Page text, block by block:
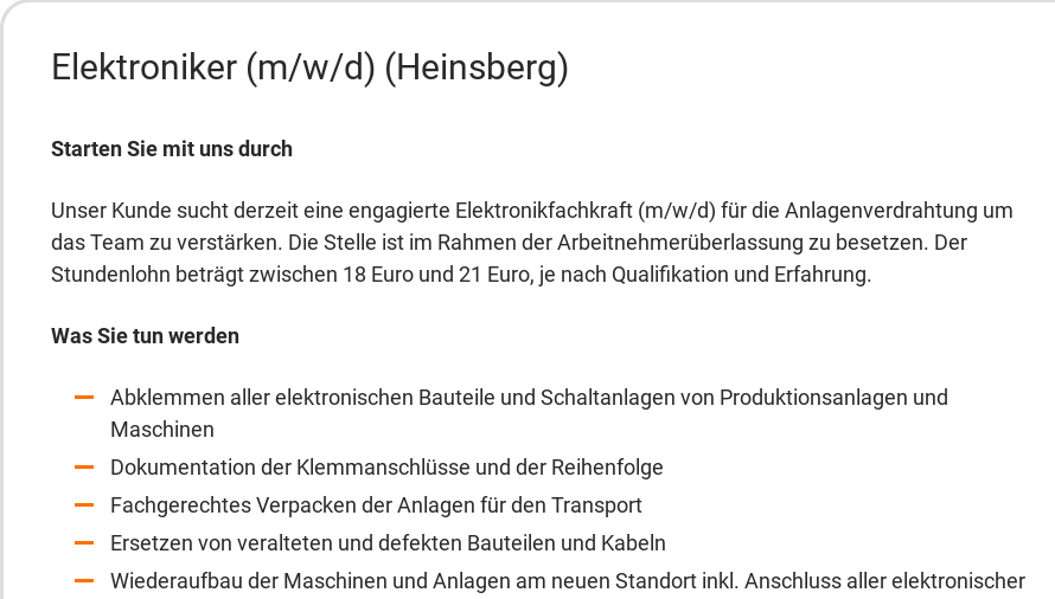
Elektroniker (m/w/d) (Heinsberg)
Starten Sie mit uns durch
Unser Kunde sucht derzeit eine engagierte Elektronikfachkraft (m/w/d) für die Anlagenverdrahtung um
das Team zu verstärken. Die Stelle ist im Rahmen der Arbeitnehmerüberlassung zu besetzen. Der
Stundenlohn beträgt zwischen 18 Euro und 21 Euro, je nach Qualifikation und Erfahrung.
Was Sie tun werden
Abklemmen aller elektronischen Bauteile und Schaltanlagen von Produktionsanlagen und
Maschinen
Dokumentation der Klemmanschlüsse und der Reihenfolge
Fachgerechtes Verpacken der Anlagen für den Transport
Ersetzen von veralteten und defekten Bauteilen und Kabeln
Wiederaufbau der Maschinen und Anlagen am neuen Standort inkl. Anschluss aller elektronischer